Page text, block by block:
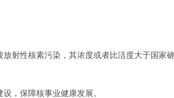
射性核素污染，其浓度或者比活度大于国家
，保障核事业健康发展。